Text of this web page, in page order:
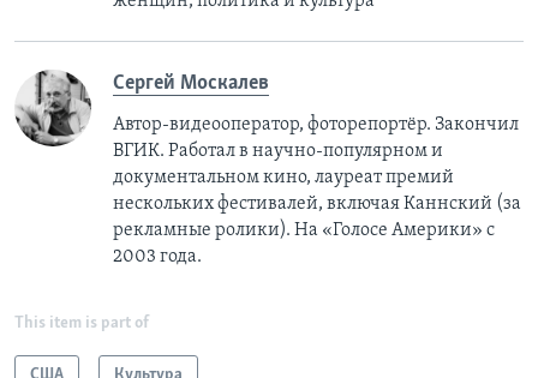
Сергей Москалев
Автор-видеооператор, фоторепортёр. Закончил
ВГИК. Работал в научно-популярном и
документальном кино, лауреат премий
нескольких фестивалей, включая Каннский (за
рекламные ролики). На «Голосе Америки» с
2003 года.
This item is part of